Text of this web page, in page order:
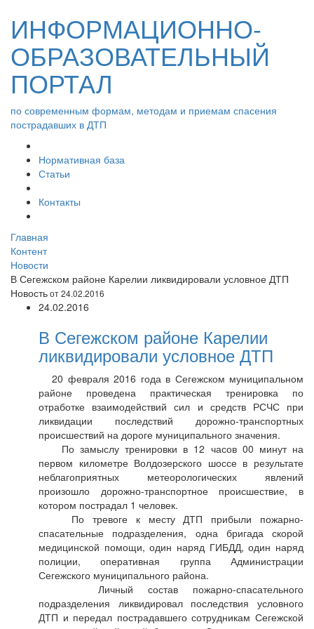
ИНФОРМАЦИОННО-
ОБРАЗОВАТЕЛЬНЫЙ
ПОРТАЛ
по современным формам, методам и приемам спасения
пострадавших в ДТП
Нормативная база
Статьи
Контакты
Главная
Контент
Новости
В Сегежском районе Карелии ликвидировали условное ДТП
Новостьот 24.02.2016
24.02.2016
В Сегежском районе Карелии
ликвидировали условное ДТП
20 февраля 2016 года в Сегежском муниципальном
районе проведена практическая тренировка по
отработке взаимодействий сил и средств РСЧС при
ликвидации последствий дорожно-транспортных
происшествий на дороге муниципального значения.
По замыслу тренировки в 12 часов 00 минут на
первом километре Волдозерского шоссе в результате
неблагоприятных метеорологических явлений
произошло дорожно-транспортное происшествие, в
котором пострадал 1 человек.
По тревоге к месту ДТП прибыли пожарно-
спасательные подразделения, одна бригада скорой
медицинской помощи, один наряд ГИБДД, один наряд
полиции, оперативная группа Администрации
Сегежского муниципального района.
Личный состав пожарно-спасательного
подразделения ликвидировал последствия условного
ДТП и передал пострадавшего сотрудникам Сегежской